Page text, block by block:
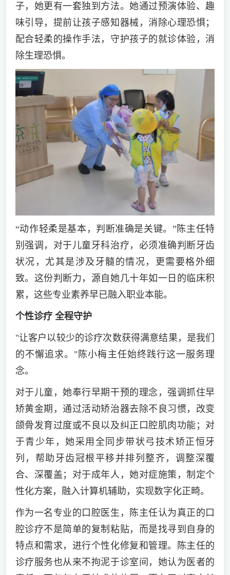
子，她更有一套独到方法。她通过预演体验、趣
味引导，提前让孩子感知器械，消除心理恐惧；
配合轻柔的操作手法，守护孩子的就诊体验，消
除生理恐惧。
“动作轻柔是基本，判断准确是关键。”陈主任特
别强调，对于儿童牙科治疗，必须准确判断牙齿
状况，尤其是涉及牙髓的情况，更需要格外细
致。这份判断力，源自她几十年如一日的临床积
累，这些专业素养早已融入职业本能。
个性诊疗 全程守护
"让客户以较少的诊疗次数获得满意结果，是我们
的不懈追求。"陈小梅主任始终践行这一服务理
念。
对于儿童，她奉行早期干预的理念，强调抓住早
矫黄金期，通过活动矫治器去除不良习惯，改变
颌骨发育过度或不良以及纠正口腔肌肉功能；对
于青少年，她采用全同步带状弓技术矫正恒牙
列，帮助牙齿冠根平移并排列整齐，调整深覆
合、深覆盖；对于成年人，她对症施策，制定个
性化方案，融入计算机辅助，实现数字化正畸。
作为一名专业的口腔医生，陈主任认为真正的口
腔诊疗不是简单的复制粘贴，而是找寻到自身的
特点和需求，进行个性化修复和管理。陈主任的
诊疗服务也从来不拘泥于诊室间，她认为医者的